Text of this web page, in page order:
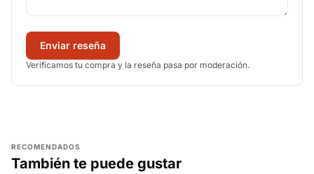
Enviar reseña
Verificamos tu compra y la reseña pasa por moderación.
RECOMENDADOS
También te puede gustar
AGREGAR AGREGAR